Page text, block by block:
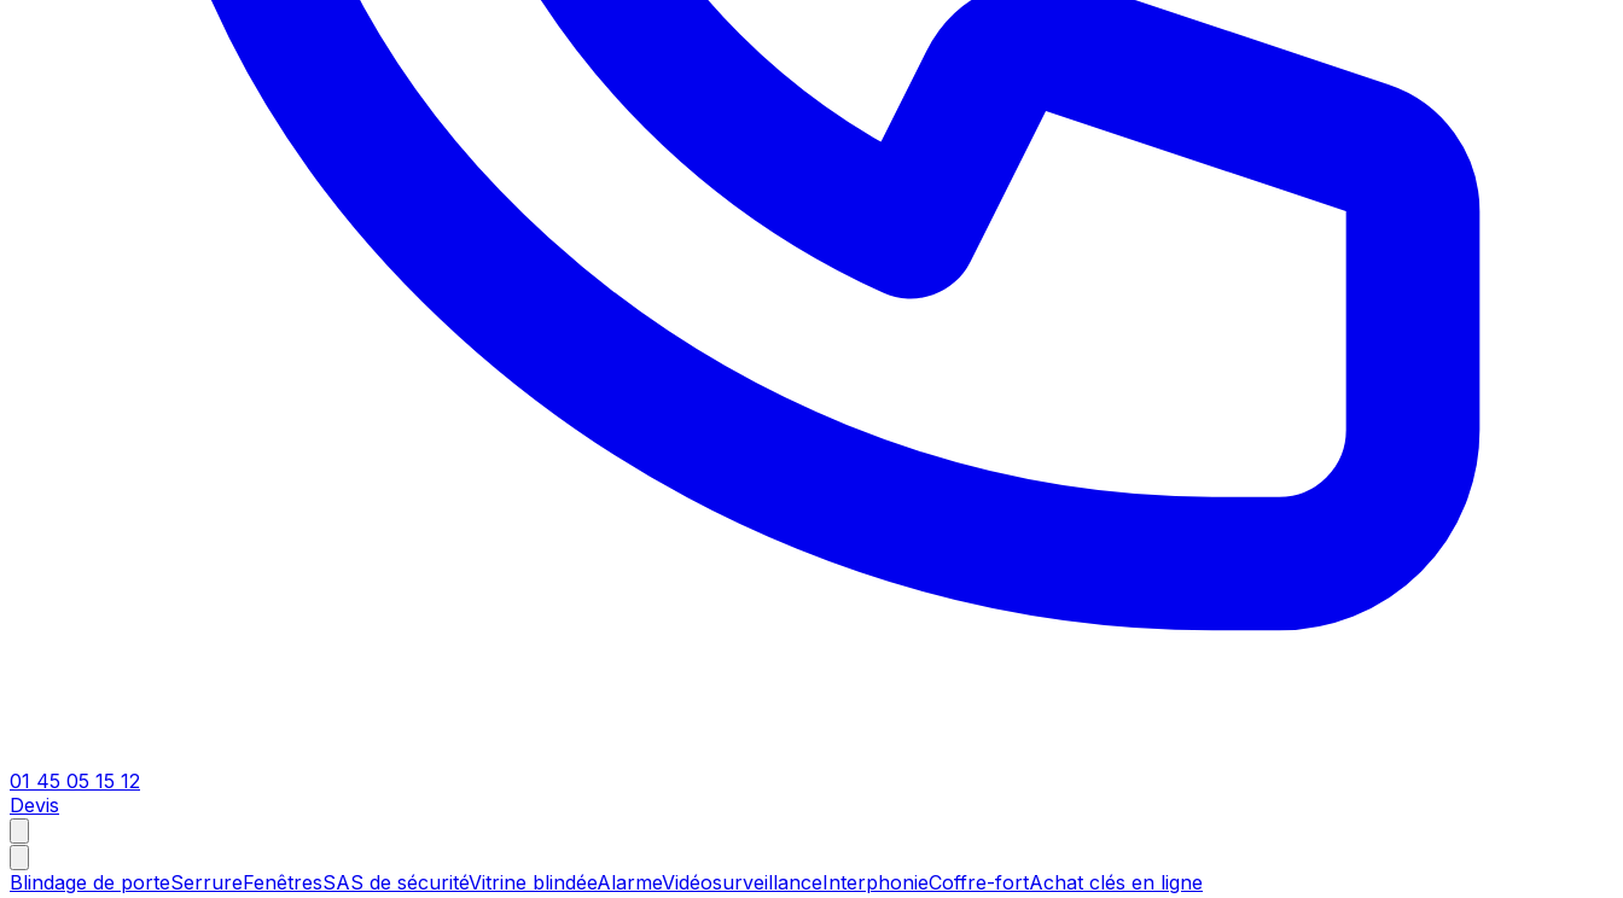
01 45 05 15 12
Devis
Blindage de porteSerrureFenêtresSAS de sécuritéVitrine blindéeAlarmeVidéosurveillanceInterphonieCoffre-fortAchat clés en ligne